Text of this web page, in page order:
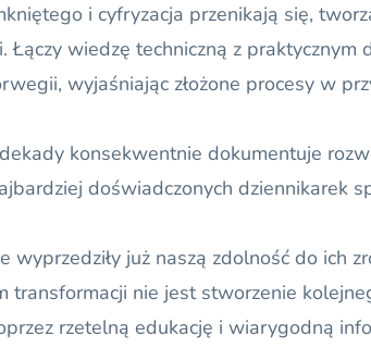
i cyfryzacja przenikają się,
Łączy wiedzę techniczną z
wyjaśniając złożone procesy w
konsekwentnie dokumentuje
doświadczonych dziennikarek
wyprzedziły już naszą zdolność do ich
transformacji nie jest stworzenie
rzetelną edukację i wiarygodną